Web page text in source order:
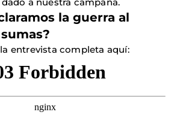
la guerra al
entrevista completa aquí: